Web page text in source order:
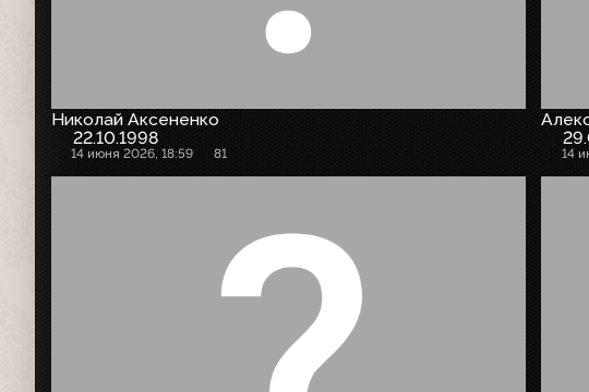
Николай Аксененко
22.10.1998
14 июня 2026, 18:59 81 14